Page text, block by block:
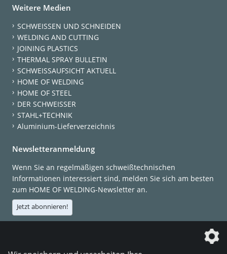
Weitere Medien
SCHWEISSEN UND SCHNEIDEN
WELDING AND CUTTING
JOINING PLASTICS
THERMAL SPRAY BULLETIN
SCHWEISSAUFSICHT AKTUELL
HOME OF WELDING
HOME OF STEEL
DER SCHWEISSER
STAHL+TECHNIK
Aluminium-Lieferverzeichnis
Newsletteranmeldung
Wenn Sie an regelmäßigen schweißtechnischen
Informationen interessiert sind, melden Sie sich am besten
zum HOME OF WELDING-Newsletter an.
Jetzt abonnieren!
Die DVS Media GmbH ist ein Unternehmen der